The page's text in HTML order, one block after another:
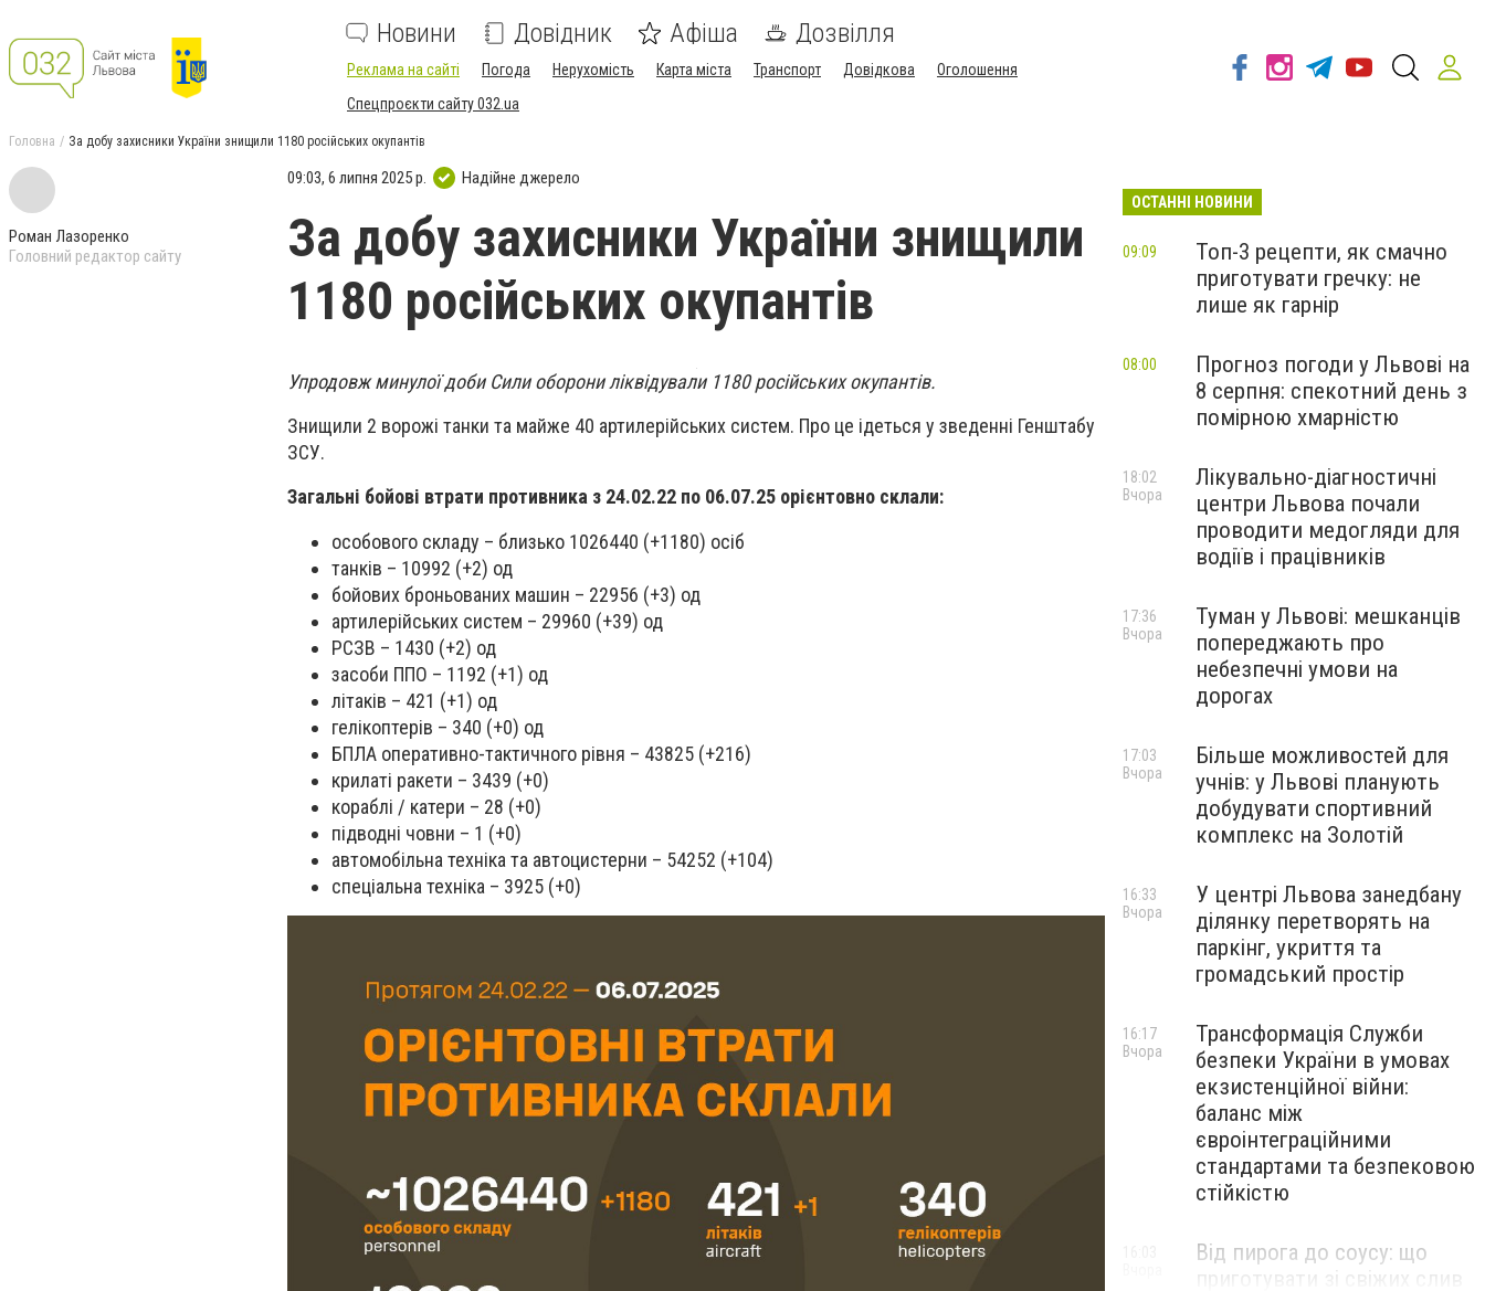
Новини Довідник Афіша Дозвілля
Реклама на сайті Погода Нерухомість Карта міста Транспорт Довідкова
Оголошення
Спецпроєкти сайту 032.ua
Головна За добу захисники України знищили 1180 російських окупантів
Роман Лазоренко
Головний редактор сайту
09:03, 6 липня 2025 р. Надійне джерело
За добу захисники України знищили
1180 російських окупантів
Упродовж минулої доби Сили оборони ліквідували 1180 російських окупантів.
Знищили 2 ворожі танки та майже 40 артилерійських систем. Про це ідеться у зведенні Генштабу
ЗСУ.
Загальні бойові втрати противника з 24.02.22 по 06.07.25 орієнтовно склали:
особового складу – близько 1026440 (+1180) осіб
танків – 10992 (+2) од
бойових броньованих машин – 22956 (+3) од
артилерійських систем – 29960 (+39) од
РСЗВ – 1430 (+2) од
засоби ППО – 1192 (+1) од
літаків – 421 (+1) од
гелікоптерів – 340 (+0) од
БПЛА оперативно-тактичного рівня – 43825 (+216)
крилаті ракети – 3439 (+0)
кораблі / катери – 28 (+0)
підводні човни – 1 (+0)
автомобільна техніка та автоцистерни – 54252 (+104)
спеціальна техніка – 3925 (+0)
ОСТАННІ НОВИНИ
Топ-3 рецепти, як смачно
приготувати гречку: не
лише як гарнір
09:09
Прогноз погоди у Львові на
8 серпня: спекотний день з
помірною хмарністю
08:00
Лікувально-діагностичні
центри Львова почали
проводити медогляди для
водіїв і працівників
18:02
Вчора
Туман у Львові: мешканців
попереджають про
небезпечні умови на
дорогах
17:36
Вчора
Більше можливостей для
учнів: у Львові планують
добудувати спортивний
комплекс на Золотій
17:03
Вчора
У центрі Львова занедбану
ділянку перетворять на
паркінг, укриття та
громадський простір
16:33
Вчора
Трансформація Служби
безпеки України в умовах
екзистенційної війни:
баланс між
євроінтеграційними
стандартами та безпековою
стійкістю
16:17
Вчора
Від пирога до соусу: що